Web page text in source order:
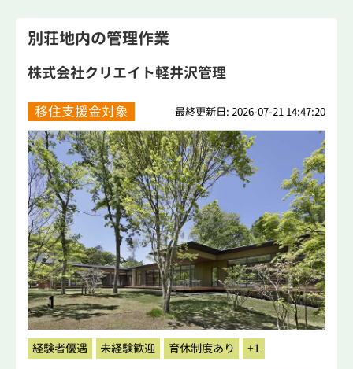
別荘地内の管理作業
株式会社クリエイト軽井沢管理
移住支援金対象 最終更新日: 2026-07-21 14:47:20
経験者優遇 未経験歓迎 育休制度あり +1